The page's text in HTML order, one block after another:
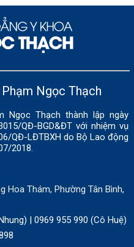
Ngọc Thạch
Ngọc Thạch thành lập ngày
QĐ-BGD&ĐT với nhiệm vụ
QĐ-LĐTBXH do Bộ Lao động
2018.
Hoa Thám, Phường Tân Bình,
| 0969 955 990 (Cô Huệ)